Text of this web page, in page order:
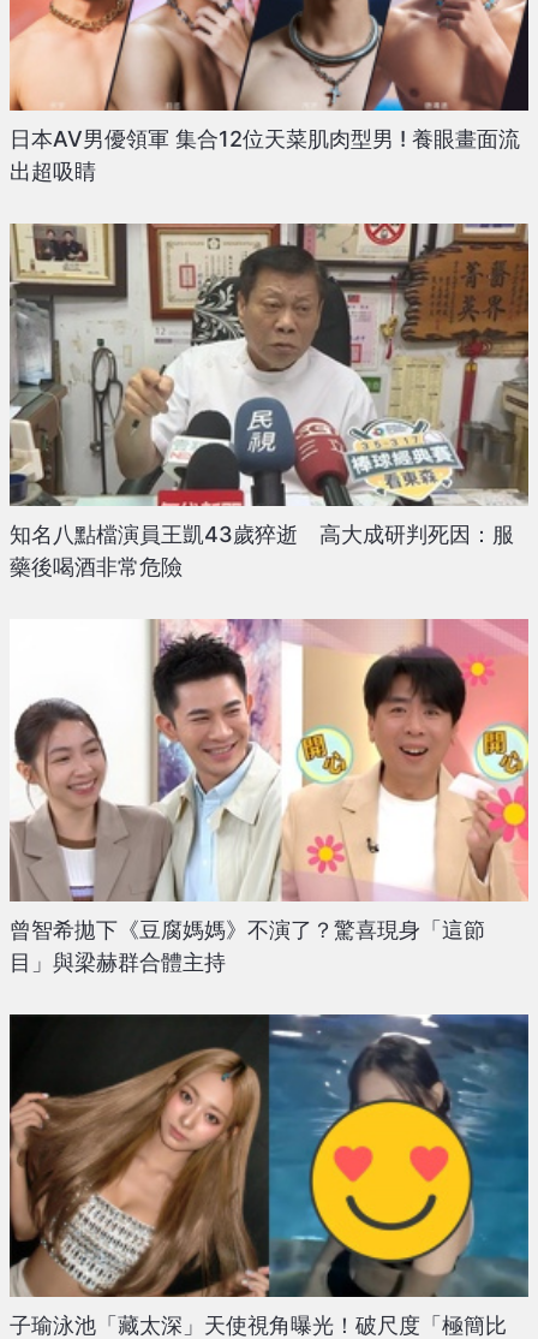
日本AV男優領軍 集合12位天菜肌肉型男 ! 養眼畫面流
出超吸睛
知名八點檔演員王凱43歲猝逝 高大成研判死因：服
藥後喝酒非常危險
曾智希拋下《豆腐媽媽》不演了？驚喜現身「這節
目」與梁赫群合體主持
子瑜泳池「藏太深」天使視角曝光！破尺度「極簡比